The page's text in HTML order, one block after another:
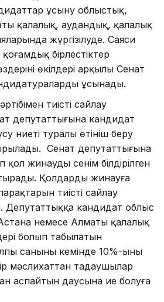
ұсыну облыстық,
қалалық, аудандық, қалалық
жүргiзiлуде. Саяси
бірлестіктер
өкілдері арқылы Сенат
ұсынады.
тиісті сайлау
депутаттығына кандидат
ниеті туралы өтініш беру
Сенат депутаттығына
қол жинауды сенiм бiл­дi­рiлген
Қол­дарды жинауға
тиісті сайлау
Депутаттыққа кандидат облыс
немесе Алматы қалалық
болып табылатын
санының кемiнде 10%-ының
мәслихаттан таңдаушылар
аспайтын даусына ие болуға